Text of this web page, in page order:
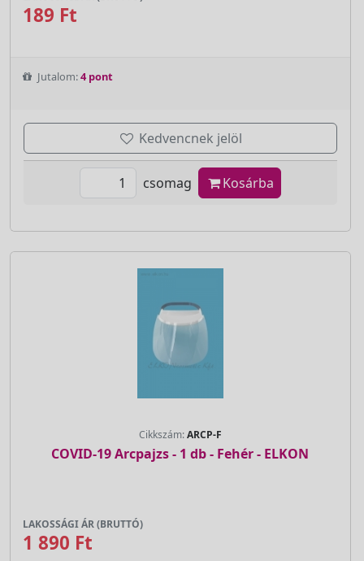
189 Ft
Jutalom:4 pont
Kedvencnek jelöl
csomag Kosárba
Cikkszám:ARCP-F
COVID-19 Arcpajzs - 1 db - Fehér - ELKON
LAKOSSÁGI ÁR (BRUTTÓ)
1 890 Ft